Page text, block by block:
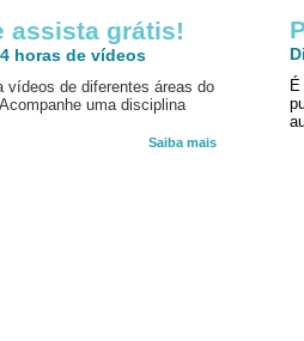
assista grátis!
horas de vídeos
vídeos de diferentes áreas do
uma disciplina
Saiba mais